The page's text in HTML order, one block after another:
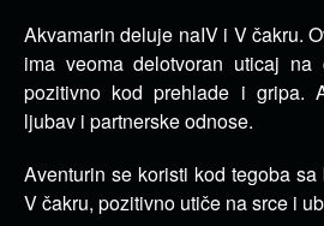
Akvamarin deluje naIV i V čakru.
ima veoma delotvoran uticaj na
pozitivno kod prehlade i gripa.
ljubav i partnerske odnose.
Aventurin se koristi kod tegoba
V čakru, pozitivno utiče na srce i